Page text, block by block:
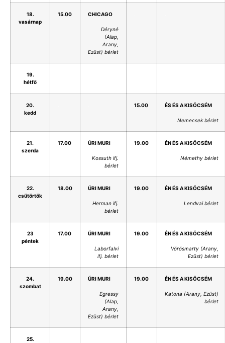
18.
vasárnap
15.00 CHICAGO
Déryné
(Alap,
Arany,
Ezüst) bérlet
19.
hétfő
20.
kedd
15.00 ÉS ÉS A KISÖCSÉM
Nemecsek bérlet
21.
szerda
17.00 ÚRI MURI
Kossuth ifj.
bérlet
19.00 ÉN ÉS A KISÖCSÉM
Némethy bérlet
22.
csütörtök
18.00 ÚRI MURI
Herman ifj.
bérlet
19.00 ÉN ÉS A KISÖCSÉM
Lendvai bérlet
23
péntek
17.00 ÚRI MURI
Laborfalvi
ifj. bérlet
19.00 ÉN ÉS A KISÖCSÉM
Vörösmarty (Arany,
Ezüst) bérlet
24.
szombat
19.00 ÚRI MURI
Egressy
(Alap,
Arany,
Ezüst) bérlet
19.00 ÉN ÉS A KISÖCSÉM
Katona (Arany, Ezüst)
bérlet
25.